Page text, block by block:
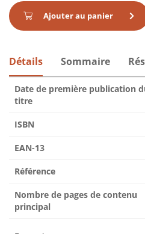
Ajouter au panier
Détails Sommaire
Date de première publication
titre
ISBN
EAN-13
Référence
Nombre de pages de contenu
principal